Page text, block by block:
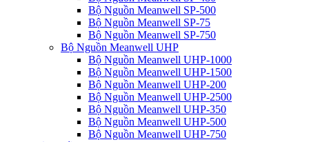
Bộ Nguồn Meanwell SP-500
Bộ Nguồn Meanwell SP-75
Bộ Nguồn Meanwell SP-750
Bộ Nguồn Meanwell UHP
Bộ Nguồn Meanwell UHP-1000
Bộ Nguồn Meanwell UHP-1500
Bộ Nguồn Meanwell UHP-200
Bộ Nguồn Meanwell UHP-2500
Bộ Nguồn Meanwell UHP-350
Bộ Nguồn Meanwell UHP-500
Bộ Nguồn Meanwell UHP-750